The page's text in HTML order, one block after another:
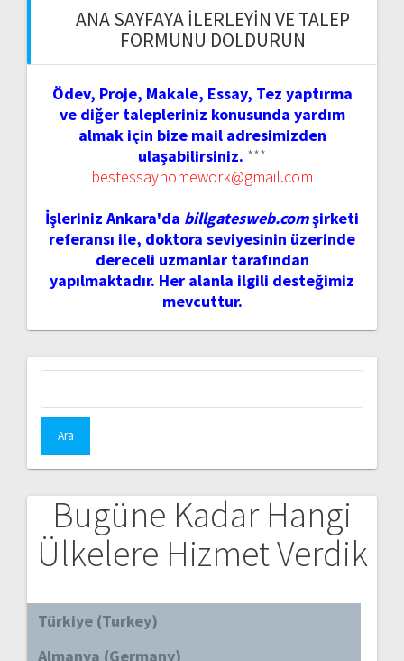
ANA SAYFAYA İLERLEYIN VE TALEP
FORMUNU DOLDURUN
Ödev, Proje, Makale, Essay, Tez yaptırma
ve diğer talepleriniz konusunda yardım
almak için bize mail adresimizden
ulaşabilirsiniz. ***
bestessayhomework@gmail.com
İşleriniz Ankara'da billgatesweb.comşirketi
referansı ile, doktora seviyesinin üzerinde
dereceli uzmanlar tarafından
yapılmaktadır. Her alanla ilgili desteğimiz
mevcuttur.
Bugüne Kadar Hangi
Ülkelere Hizmet Verdik
Türkiye (Turkey)
Almanya (Germany)